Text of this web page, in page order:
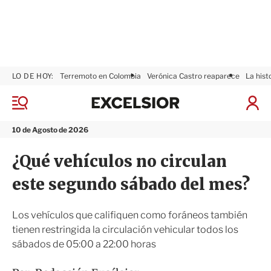
M
n
10 de Agosto de 2026
LO DE HOY: Terremoto en Colombia Verónica Castro reaparece La
I
x
i
o
r
¿Qué vehículos no circulan
este segundo sábado del mes?
Los vehículos que califiquen como foráneos también
tienen restringida la circulación vehicular todos los
sábados de 05:00 a 22:00 horas